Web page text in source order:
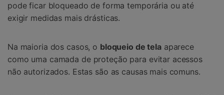
pode ficar bloqueado de forma temporária ou até
exigir medidas mais drásticas.
Na maioria dos casos, o bloqueio de telaaparece
como uma camada de proteção para evitar acessos
não autorizados. Estas são as causas mais comuns.